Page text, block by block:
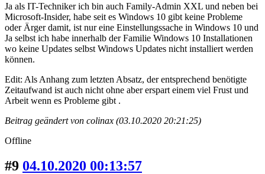
Ja als IT-Techniker ich bin auch Family-Admin XXL und neben bei
Microsoft-Insider, habe seit es Windows 10 gibt keine Probleme
oder Ärger damit, ist nur eine Einstellungssache in Windows 10 und
Ja selbst ich habe innerhalb der Familie Windows 10 Installationen
wo keine Updates selbst Windows Updates nicht installiert werden
können.
Edit: Als Anhang zum letzten Absatz, der entsprechend benötigte
Zeitaufwand ist auch nicht ohne aber erspart einem viel Frust und
Arbeit wenn es Probleme gibt .
Beitrag geändert von colinax (03.10.2020 20:21:25)
Offline
#9 04.10.2020 00:13:57